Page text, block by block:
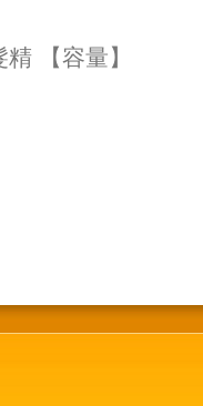
【容量】